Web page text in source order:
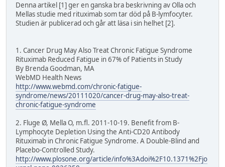
Denna artikel [1] ger en ganska bra beskrivning av Olla och
Mellas studie med rituximab som tar död på B-lymfocyter.
Studien är publicerad och går att läsa i sin helhet [2].
1. Cancer Drug May Also Treat Chronic Fatigue Syndrome
Rituximab Reduced Fatigue in 67% of Patients in Study
By Brenda Goodman, MA
WebMD Health News
http://www.webmd.com/chronic-fatigue-
syndrome/news/20111020/cancer-drug-may-also-treat-
chronic-fatigue-syndrome
2. Fluge Ø, Mella O, m.fl. 2011-10-19. Benefit from B-
Lymphocyte Depletion Using the Anti-CD20 Antibody
Rituximab in Chronic Fatigue Syndrome. A Double-Blind and
Placebo-Controlled Study.
http://www.plosone.org/article/info%3Adoi%2F10.1371%2Fjo